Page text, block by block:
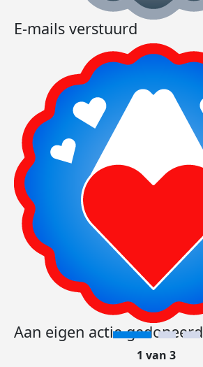
E-mails verstuurd
Aan eigen actie gedoneerd
1 van 3